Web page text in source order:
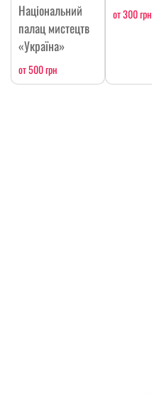
Національний
палац мистецтв
«Україна»
от 500 грн
от 300 грн